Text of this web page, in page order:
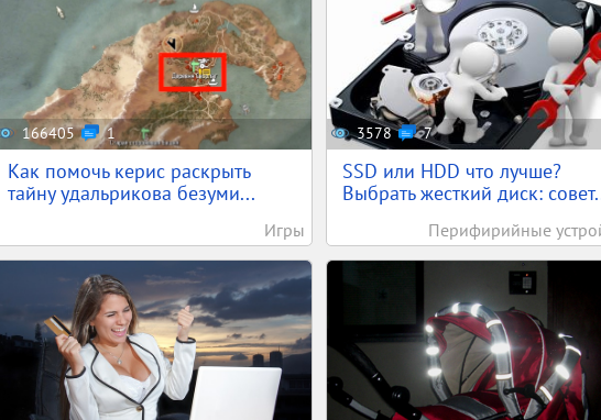
166405 1
Как помочь керис раскрыть
тайну удальрикова безуми...
Игры
3578 7
SSD или HDD что лучше?
Выбрать жесткий диск:
Перифирийные